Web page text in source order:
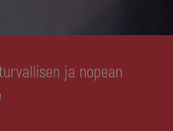
ja nopean